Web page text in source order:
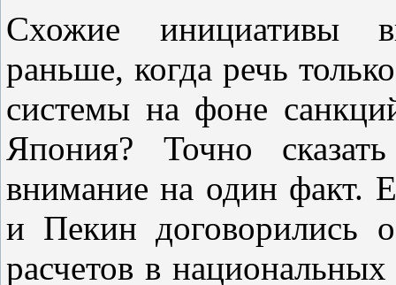
Схожие инициативы
раньше, когда речь
системы на фоне
Япония? Точно
внимание на один факт.
и Пекин договорились
расчетов в